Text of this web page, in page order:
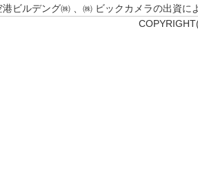
ビルデング㈱ 、㈱ ビックカメラの出資に